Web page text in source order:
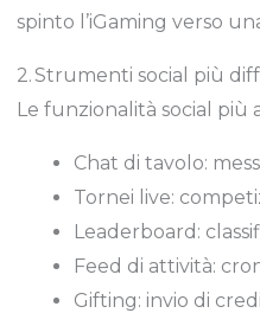
spinto l’iGaming verso
2. Strumenti social più
Le funzionalità social
Chat di tavolo:
Tornei live:
Leaderboard:
Feed di attività:
Gifting: invio di